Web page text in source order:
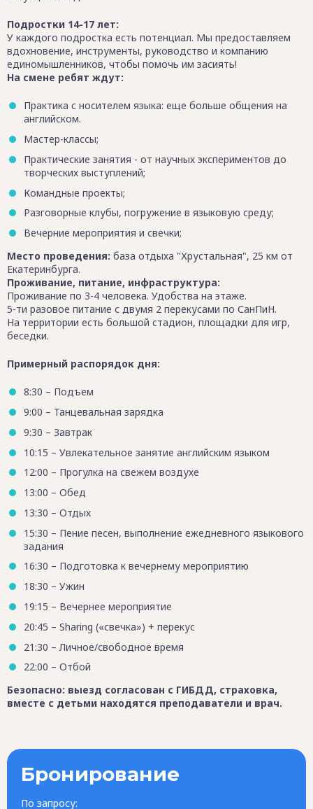
Подростки 14-17 лет:
У каждого подростка есть потенциал. Мы предоставляем
вдохновение, инструменты, руководство и компанию
единомышленников, чтобы помочь им засиять!
На смене ребят ждут:
Практика с носителем языка: еще больше общения на
английском.
Мастер-классы;
Практические занятия - от научных экспериментов до
творческих выступлений;
Командные проекты;
Разговорные клубы, погружение в языковую среду;
Вечерние мероприятия и свечки;
Место проведения: база отдыха "Хрустальная", 25 км от
Екатеринбурга.
Проживание, питание, инфраструктура:
Проживание по 3-4 человека. Удобства на этаже.
5-ти разовое питание с двумя 2 перекусами по СанПиН.
На территории есть большой стадион, площадки для игр,
беседки.
Примерный распорядок дня:
8:30 – Подъем
9:00 – Танцевальная зарядка
9:30 – Завтрак
10:15 – Увлекательное занятие английским языком
12:00 – Прогулка на свежем воздухе
13:00 – Обед
13:30 – Отдых
15:30 – Пение песен, выполнение ежедневного языкового
задания
16:30 – Подготовка к вечернему мероприятию
18:30 – Ужин
19:15 – Вечернее мероприятие
20:45 – Sharing («свечка») + перекус
21:30 – Личное/свободное время
22:00 – Отбой
Безопасно: выезд согласован с ГИБДД, страховка,
вместе с детьми находятся преподаватели и врач.
Бронирование
По запросу: